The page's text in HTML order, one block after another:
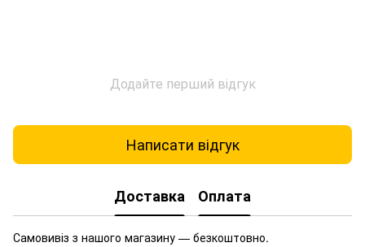
Додайте перший відгук
Написати відгук
Доставка Оплата
Самовивіз з нашого магазину — безкоштовно.